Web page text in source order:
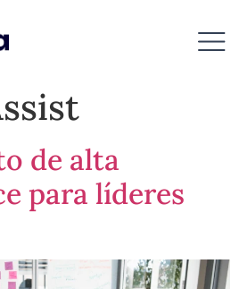
de alta
para líderes